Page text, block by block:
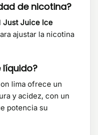
de nicotina?
Just Juice Ice
ajustar la nicotina
líquido?
lima ofrece un
y acidez, con un
potencia su